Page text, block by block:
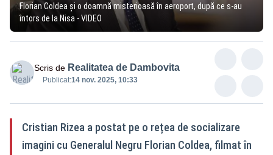
Florian Coldea și o doamnă misterioasă în aeroport, după ce s-au
întors de la Nisa - VIDEO
Scris de Realitatea de Dambovita
Publicat:14 nov. 2025, 10:33
Cristian Rizea a postat pe o rețea de socializare
imagini cu Generalul Negru Florian Coldea, filmat în